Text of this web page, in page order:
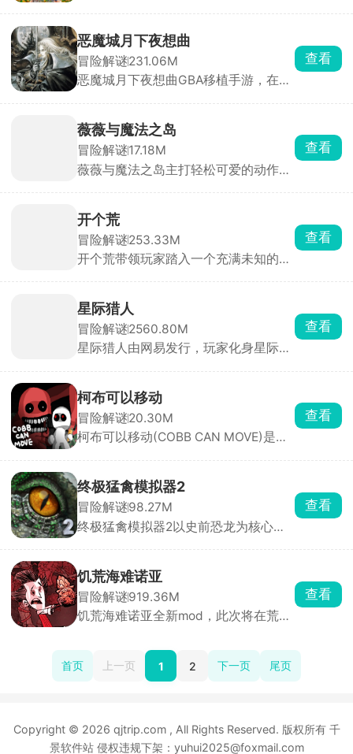
士，手持石斧与回旋镖，踏上拯救部落
同伴的冒险之旅。游戏中各类凶猛的恐
龙与原始生物轮番登场，你需要灵活运
用跳跃与走位规避伤害，击败敌人的同
恶魔城月下夜想曲
冒险解谜231.06M
恶魔城月下夜想曲GBA移植手游，在手
魔城内冒险战斗，猎杀各种怪物和敌
人，对抗强大的boss1，不断地磨炼自
身的战斗实力，恢复世界和平。
查看
薇薇与魔法之岛
冒险解谜17.18M
薇薇与魔法之岛主打轻松可爱的动作冒
据的魔法小岛，开启奇妙冒险。原本和
谐的岛屿危机四伏，玩家要操控薇薇在
精致横向场景中灵活奔跑、跳跃，运用
绚丽魔法与造型奇特的怪物战斗。从翠
查看
开个荒
冒险解谜253.33M
开个荒带领玩家踏入一个充满未知的异
打纯粹的刷怪爆装与角色养成体验。装
备养成维度丰富，玩家可在物品百货中
购买各类道具，搭配随机掉落的不同属
性武器，轻松应对各类地下城挑战。操
查看
星际猎人
冒险解谜2560.80M
星际猎人由网易发行，玩家化身星际开
力，最终掌控拉格朗日系统。游戏拥有
数百艘特色战舰，像孢子战斗机、太阳
鲸航母等，玩家能自由改造武器系统、
搭配蓝图配件，打造无敌舰队。
查看
柯布可以移动
冒险解谜20.30M
柯布可以移动(COBB CAN MOVE)是由
和无尽模式，玩家操控主角柯布在黑暗
密室中探索，仅靠有限视野前行。每关
规则都在变化，能力随关卡叠加，难度
层层递进。
查看
终极猛禽模拟器2
冒险解谜98.27M
终极猛禽模拟器2以史前恐龙为核心题
也十分的恶劣。玩家需要控制猛烈的恐
龙在野外完成狩猎挑战，弱肉强食、适
者生存，成功挑战深处的霸主，成为一
代霸王龙。
查看
饥荒海难诺亚
冒险解谜919.36M
饥荒海难诺亚全新mod，此次将在荒无
险体验，在物资匮乏的环境中四处探
索，搜集资源和材料，搭建庇护所，与
查看
首页 上一页 1 2 下一页 尾页
Copyright © 2026 qjtrip.com , All Rights Reserved. 版权所有 千
景软件站 侵权违规下架：yuhui2025@foxmail.com